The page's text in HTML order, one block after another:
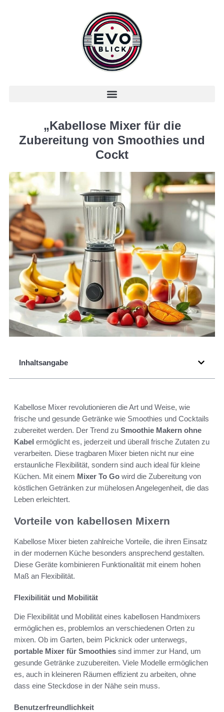
„Kabellose Mixer für die
Zubereitung von Smoothies und
Cockt
Inhaltsangabe
Kabellose Mixer revolutionieren die Art und Weise, wie
frische und gesunde Getränke wie Smoothies und Cocktails
zubereitet werden. Der Trend zu Smoothie Makern ohne
Kabel ermöglicht es, jederzeit und überall frische Zutaten zu
verarbeiten. Diese tragbaren Mixer bieten nicht nur eine
erstaunliche Flexibilität, sondern sind auch ideal für kleine
Küchen. Mit einem Mixer To Go wird die Zubereitung von
köstlichen Getränken zur mühelosen Angelegenheit, die das
Leben erleichtert.
Vorteile von kabellosen Mixern
Kabellose Mixer bieten zahlreiche Vorteile, die ihren Einsatz
in der modernen Küche besonders ansprechend gestalten.
Diese Geräte kombinieren Funktionalität mit einem hohen
Maß an Flexibilität.
Flexibilität und Mobilität
Die Flexibilität und Mobilität eines kabellosen Handmixers
ermöglichen es, problemlos an verschiedenen Orten zu
mixen. Ob im Garten, beim Picknick oder unterwegs,
portable Mixer für Smoothies sind immer zur Hand, um
gesunde Getränke zuzubereiten. Viele Modelle ermöglichen
es, auch in kleineren Räumen effizient zu arbeiten, ohne
dass eine Steckdose in der Nähe sein muss.
Benutzerfreundlichkeit